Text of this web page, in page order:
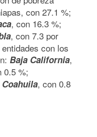
con 27.1 %;
, con 16.3 %;
, con 7.3 por
con los
Baja California,
0.5 %;
Coahuila, con 0.8